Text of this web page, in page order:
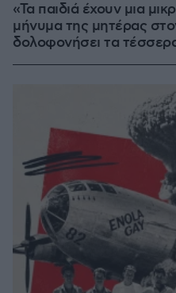
«Τα παιδιά έχουν μια
μήνυμα της μητέρας
δολοφονήσει τα